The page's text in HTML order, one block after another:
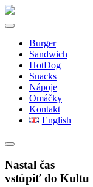
Burger
Sandwich
HotDog
Snacks
Nápoje
Omáčky
Kontakt
English
Nastal čas
vstúpiť do Kultu